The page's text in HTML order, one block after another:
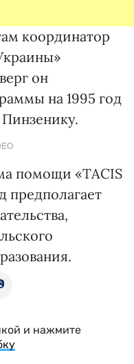
координатор
он
на 1995 год
помощи «TACIS
предполагает
и нажмите